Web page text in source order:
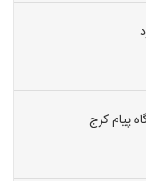
پیام کرج